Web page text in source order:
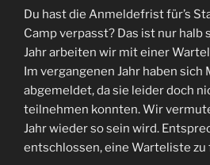
Du hast die Anmeldefrist für’s
Camp verpasst? Das ist nur halb
Jahr arbeiten wir mit einer
Im vergangenen Jahr haben sich
abgemeldet, da sie leider doch
teilnehmen konnten. Wir
Jahr wieder so sein wird.
entschlossen, eine Warteliste zu